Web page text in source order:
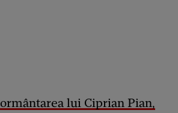
lui Ciprian Pian,